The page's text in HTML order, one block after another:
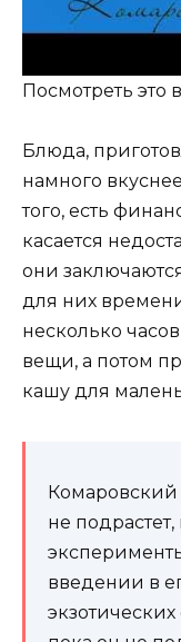
Посмотреть это
Блюда,
намного
того, есть
касается
они
для них
несколько
вещи, а потом
кашу для
Комаровский
не
введении в